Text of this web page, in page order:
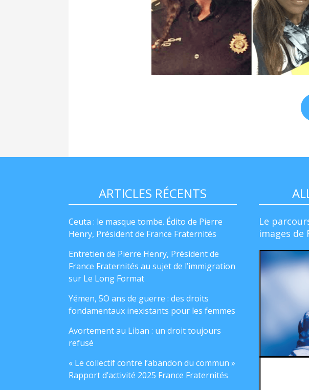
ARTICLES RÉCENTS
Ceuta : le masque tombe. Édito de Pierre
Henry, Président de France Fraternités
Entretien de Pierre Henry, Président de
France Fraternités au sujet de l’immigration
sur Le Long Format
Yémen, 5O ans de guerre : des droits
fondamentaux inexistants pour les femmes
Avortement au Liban : un droit toujours
refusé
« Le collectif contre l’abandon du commun »
Rapport d’activité 2025 France Fraternités
Le
images de